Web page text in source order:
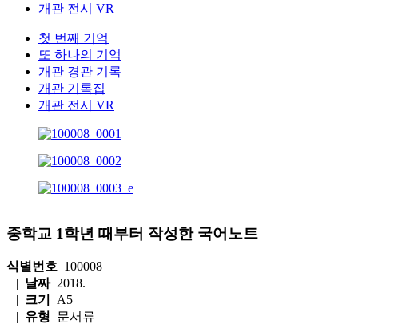
개관 전시 VR
첫 번째 기억
또 하나의 기억
개관 경관 기록
개관 기록집
개관 전시 VR
중학교 1학년 때부터 작성한 국어노트
식별번호 100008
| 날짜2018.
| 크기
A5
| 유형 문서류